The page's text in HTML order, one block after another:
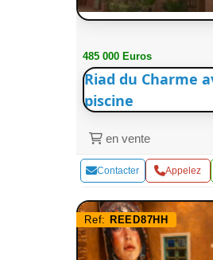
485 000 Euros
Riad du Charme
piscine
en vente
Contacter Appelez
Ref: REED87HH